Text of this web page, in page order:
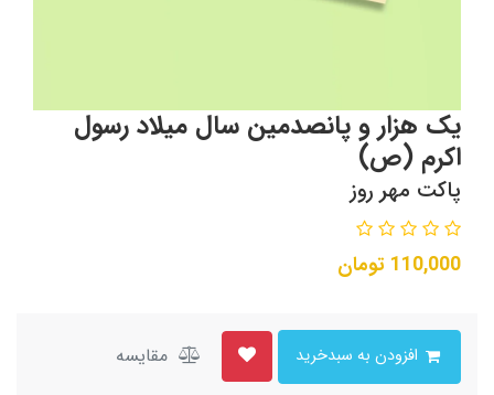
یک هزار و پانصدمین سال میلاد رسول
اکرم (ص)
پاکت مهر روز
110,000 تومان
مقایسه